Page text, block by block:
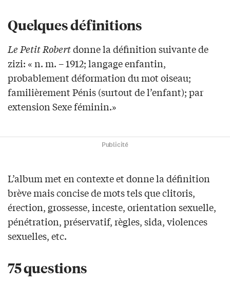
Quelques définitions
Le Petit Robertdonne la définition suivante de
zizi: « n. m. – 1912; langage enfantin,
probablement déformation du mot oiseau;
familièrement Pénis (surtout de l’enfant); par
extension Sexe féminin.»
Publicité
L’album met en contexte et donne la définition
brève mais concise de mots tels que clitoris,
érection, grossesse, inceste, orientation sexuelle,
pénétration, préservatif, règles, sida, violences
sexuelles, etc.
75 questions